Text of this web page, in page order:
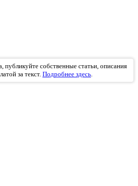
публикуйте собственные статьи, описания
за текст. Подробнее здесь.